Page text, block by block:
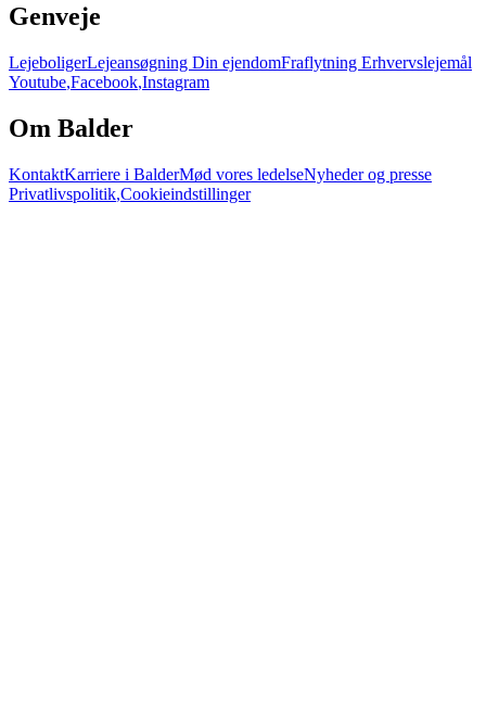
Genveje
LejeboligerLejeansøgning Din ejendomFraflytning Erhvervslejemål
Youtube,Facebook,Instagram
Om Balder
KontaktKarriere i BalderMød vores ledelseNyheder og presse
Privatlivspolitik,Cookieindstillinger